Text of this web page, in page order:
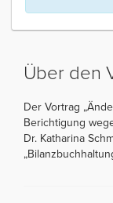
Über den
Der Vortrag
Berichtigung
Dr. Katharina